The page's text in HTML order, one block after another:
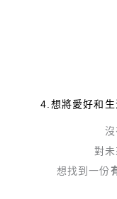
4.想將愛好和
對
想找到一份